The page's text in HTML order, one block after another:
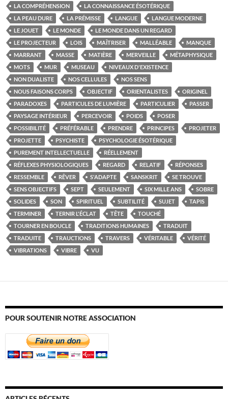
LA COMPRÉHENSION
LA CONNAISSANCE ÉSOTÉRIQUE
LA PEAU DURE
LA PRÉMISSE LANGUE
LANGUE MODERNE
LE JOUET
LE MONDE
LE MONDE DANS UN REGARD
LE PROJECTEUR
LOIS MAÎTRISER MALLÉABLE
MANQUE
MARRANT
MASSE MATIÈRE MERVEILLE
MÉTAPHYSIQUE
MOTS
MUR MUSEAU
NIVEAUX D'EXISTENCE
NON DUALISTE
NOS CELLULES
NOS SENS
NOUS FAISONS CORPS
OBJECTIF ORIENTALISTES
ORIGINEL
PARADOXES
PARTICULES DE LUMIÈRE PARTICULIER
PASSER
PAYSAGE INTÉRIEUR
PERCEVOIR POIDS
POSER
POSSIBILITÉ
PRÉFÉRABLE PRENDRE PRINCIPES
PROJETER
PROJETTE
PSYCHISTE
PSYCHOLOGIE ÉSOTÉRIQUE
PUREMENT INTELLECTUELLE
RÉELLEMENT
RÉFLEXES PHYSIOLOGIQUES
REGARD RELATIF
RÉPONSES
RESSEMBLE
RÊVER S'ADAPTE SANSKRIT
SE TROUVE
SENS OBJECTIFS
SEPT SEULEMENT SIX MILLE ANS
SOBRE
SOLIDES
SON SPIRITUEL SUBTILITÉ SUJET
TAPIS
TERMINER
TERNIR L'ÉCLAT TÊTE
TOUCHÉ
TOURNER EN BOUCLE
TRADITIONS HUMAINES
TRADUIT
TRADUITE
TRAUCTIONS TRAVERS VÉRITABLE
VÉRITÉ
VIBRATIONS
VIBRE VU
POUR SOUTENIR NOTRE ASSOCIATION